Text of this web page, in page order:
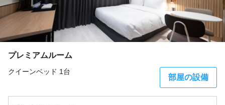
プレミアムルーム
クイーンベッド 1台
部屋の設備